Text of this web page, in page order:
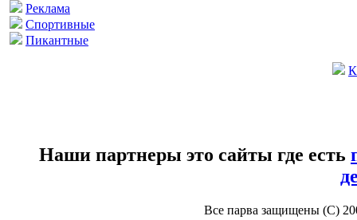
Реклама
Спортивные
Пикантные
Наши партнеры это сайты где есть
Все парва защищены (С)